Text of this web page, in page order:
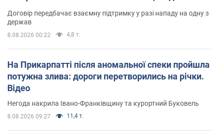
Договір передбачає взаємну підтримку у разі нападу на одну з
держав
8.08.2026 00:22 4,8 т.
На Прикарпатті після аномальної спеки пройшла
потужна злива: дороги перетворились на річки.
Відео
Негода накрила Івано-Франківщину та курортний Буковель
8.08.2026 09:27 11,4 т.